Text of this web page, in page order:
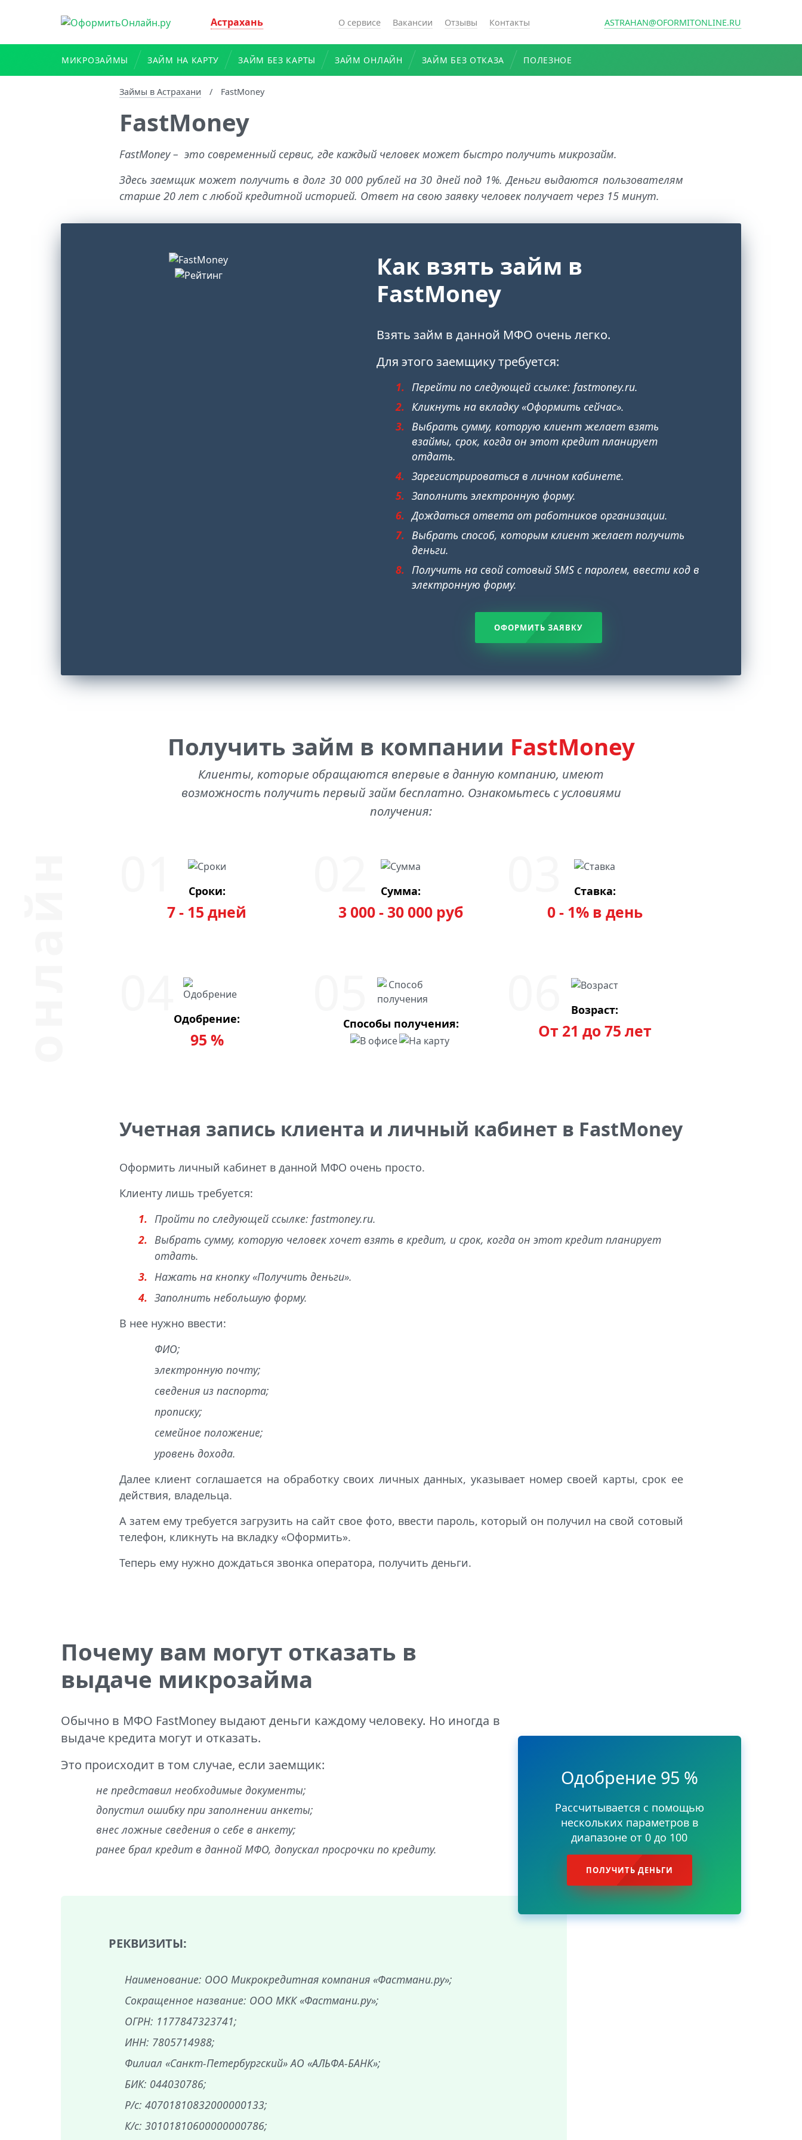
Астрахань О сервисе Вакансии Отзывы Контакты ASTRAHAN@OFORMITONLINE.RU
МИКРОЗАЙМЫ ЗАЙМ НА КАРТУ ЗАЙМ БЕЗ КАРТЫ ЗАЙМ ОНЛАЙН ЗАЙМ БЕЗ ОТКАЗА ПОЛЕЗНОЕ
Займы в Астрахани / FastMoney
FastMoney
FastMoney – это современный сервис, где каждый человек может быстро получить микрозайм.
Здесь заемщик может получить в долг 30 000 рублей на 30 дней под 1%. Деньги выдаются пользователям
старше 20 лет с любой кредитной историей. Ответ на свою заявку человек получает через 15 минут.
Как взять займ в
FastMoney
Взять займ в данной МФО очень легко.
Для этого заемщику требуется:
Перейти по следующей ссылке: fastmoney.ru.
Кликнуть на вкладку «Оформить сейчас».
Выбрать сумму, которую клиент желает взять
взаймы, срок, когда он этот кредит планирует
отдать.
Зарегистрироваться в личном кабинете.
Заполнить электронную форму.
Дождаться ответа от работников организации.
Выбрать способ, которым клиент желает получить
деньги.
Получить на свой сотовый SMS с паролем, ввести код в
электронную форму.
ОФОРМИТЬ ЗАЯВКУ
Получить займ в компании FastMoney
Клиенты, которые обращаются впервые в данную компанию, имеют
возможность получить первый займ бесплатно. Ознакомьтесь с условиями
получения:
Сроки:
7 - 15 дней
Сумма:
3 000 - 30 000 руб
Ставка:
0 - 1% в день
Одобрение:
95 %
Способы получения:
Возраст:
От 21 до 75 лет
Учетная запись клиента и личный кабинет в FastMoney
Оформить личный кабинет в данной МФО очень просто.
Клиенту лишь требуется:
Пройти по следующей ссылке: fastmoney.ru.
Выбрать сумму, которую человек хочет взять в кредит, и срок, когда он этот кредит планирует
отдать.
Нажать на кнопку «Получить деньги».
Заполнить небольшую форму.
В нее нужно ввести:
ФИО;
электронную почту;
сведения из паспорта;
прописку;
семейное положение;
уровень дохода.
Далее клиент соглашается на обработку своих личных данных, указывает номер своей карты, срок ее
действия, владельца.
А затем ему требуется загрузить на сайт свое фото, ввести пароль, который он получил на свой сотовый
телефон, кликнуть на вкладку «Оформить».
Теперь ему нужно дождаться звонка оператора, получить деньги.
Почему вам могут отказать в
выдаче микрозайма
Обычно в МФО FastMoney выдают деньги каждому человеку. Но иногда в
выдаче кредита могут и отказать.
Это происходит в том случае, если заемщик:
не представил необходимые документы;
допустил ошибку при заполнении анкеты;
внес ложные сведения о себе в анкету;
ранее брал кредит в данной МФО, допускал просрочки по кредиту.
РЕКВИЗИТЫ:
Наименование: ООО Микрокредитная компания «Фастмани.ру»;
Сокращенное название: ООО МКК «Фастмани.ру»;
ОГРН: 1177847323741;
ИНН: 7805714988;
Филиал «Санкт-Петербургский» АО «АЛЬФА-БАНК»;
БИК: 044030786;
Р/с: 40701810832000000133;
К/с: 30101810600000000786;
Одобрение 95 %
Рассчитывается с помощью
нескольких параметров в
диапазоне от 0 до 100
ПОЛУЧИТЬ ДЕНЬГИ